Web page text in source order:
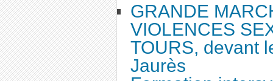
GRANDE
VIOLENCES
TOURS, devant
Jaurès